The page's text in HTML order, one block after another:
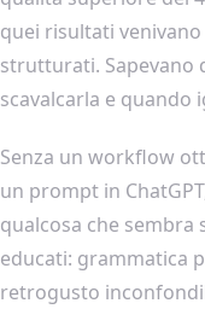
quei risultati
strutturati. Sapevano
scavalcarla e quando
Senza un workflow
un prompt in
qualcosa che
educati: grammatica
retrogusto